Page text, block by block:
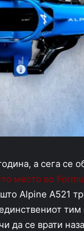
а сега се
место во
Alpine A521
тим
да се врати